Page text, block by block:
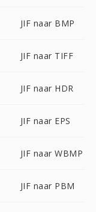
JIF naar BMP
JIF naar TIFF
JIF naar HDR
JIF naar EPS
JIF naar WBMP
JIF naar PBM